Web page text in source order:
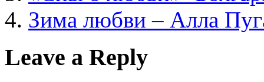
Зима любви – Алла
Leave a Reply